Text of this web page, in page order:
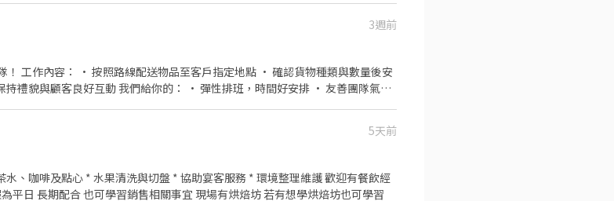
3週前
後安
• 彈性排班，時間好安排 • 友善團隊氣
5天前
驗，沒經驗也可以👋 平假日皆可上班為主 休假為平日 長期配合 也可學習銷售相關事宜 現場有烘焙坊 若有想學烘焙坊也可學習